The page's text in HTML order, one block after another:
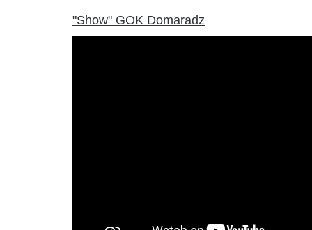
"Show" GOK Domaradz